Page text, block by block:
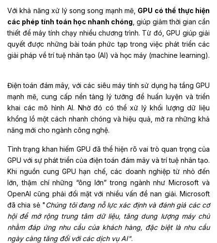
Với khả năng xử lý song song mạnh mẽ, GPU có thể thực hiện
các phép tính toán học nhanh chóng , giúp giảm thời gian cần
thiết để máy tính chạy nhiều chương trình. Từ đó, GPU giúp giải
quyết được những bài toán phức tạp trong việc phát triển các
giải pháp về trí tuệ nhân tạo (AI) và học máy (machine learning).
Điện toán đám mây, với các siêu máy tính sử dụng hạ tầng GPU
mạnh mẽ, cung cấp nền tảng lý tưởng để huấn luyện và triển
khai các mô hình AI. Nhờ đó có thể xử lý khối lượng dữ liệu
khổng lồ một cách nhanh chóng và hiệu quả, mở ra những khả
năng mới cho ngành công nghệ.
Tình trạng khan hiếm GPU đã thể hiện rõ vai trò quan trọng của
GPU với sự phát triển của điện toán đám mây và trí tuệ nhân tạo.
Khi nguồn cung GPU hạn chế, các doanh nghiệp từ nhỏ đến
lớn, thậm chí những “ông lớn” trong ngành như Microsoft và
OpenAI cũng phải đối mặt với nhiều vấn đề nan giải. Microsoft
đã chia sẻ "Chúng tôi đang nỗ lực xác định và đánh giá các cơ
hội để mở rộng trung tâm dữ liệu, tăng dung lượng máy chủ
nhằm đáp ứng nhu cầu của khách hàng, đặc biệt là nhu cầu
ngày càng tăng đối với các dịch vụ AI".